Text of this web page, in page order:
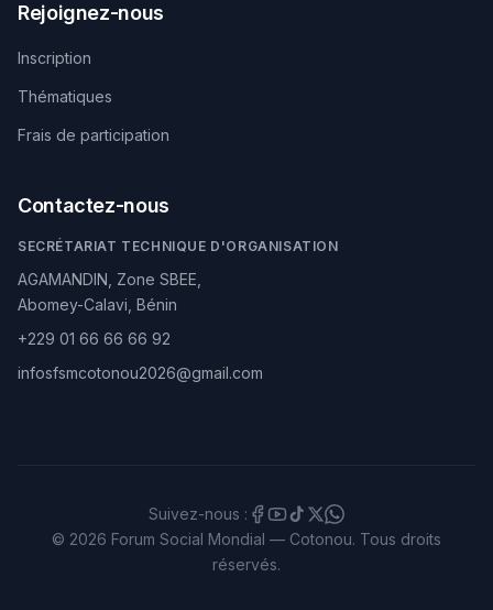
Rejoignez-nous
Inscription
Thématiques
Frais de participation
Contactez-nous
SECRÉTARIAT TECHNIQUE D'ORGANISATION
AGAMANDIN, Zone SBEE,
Abomey-Calavi, Bénin
+229 01 66 66 66 92
infosfsmcotonou2026@gmail.com
Suivez-nous :
© 2026 Forum Social Mondial — Cotonou. Tous droits
réservés.